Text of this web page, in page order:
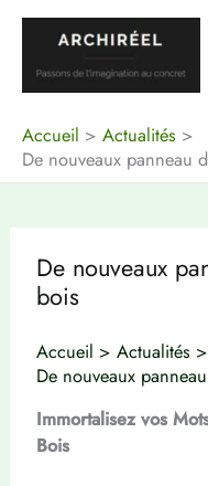
Aller
contenu
Accueil
Actualités
De nouveaux panneau
De nouveaux
bois
Accueil
Actualités
De nouveaux
Immortalisez vos
Bois